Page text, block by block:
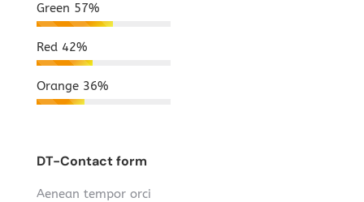
Green 57%
Red 42%
Orange 36%
DT-Contact form
Aenean tempor orci